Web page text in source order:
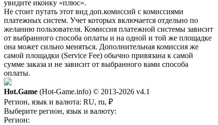
увидите иконку «плюс».
Не стоит путать этот вид доп.комиссий с комиссиями
платежных систем. Учет которых включается отдельно по
желанию пользователя. Комиссия платежной системы зависит
от выбранного способа оплаты и на одной и той же площадке
она может сильно меняться. Дополнительная комиссия же
самой площадки (Service Fee) обычно привязана к самой
сумме заказа и не зависит от выбранного вами способа
оплаты.
Hot.Game (Hot-Game.info) © 2013-2026 v4.1
Регион, язык и валюта: RU, ru, ₽
Выберите регион, язык и валюту:
Регион: